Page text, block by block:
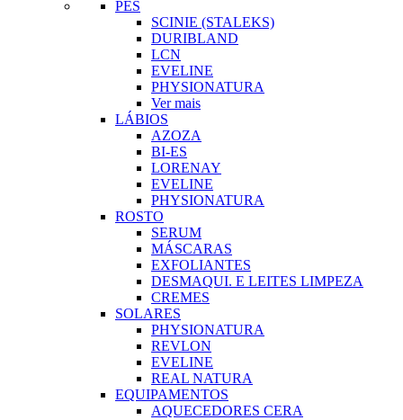
PÉS
SCINIE (STALEKS)
DURIBLAND
LCN
EVELINE
PHYSIONATURA
Ver mais
LÁBIOS
AZOZA
BI-ES
LORENAY
EVELINE
PHYSIONATURA
ROSTO
SERUM
MÁSCARAS
EXFOLIANTES
DESMAQUI. E LEITES LIMPEZA
CREMES
SOLARES
PHYSIONATURA
REVLON
EVELINE
REAL NATURA
EQUIPAMENTOS
AQUECEDORES CERA